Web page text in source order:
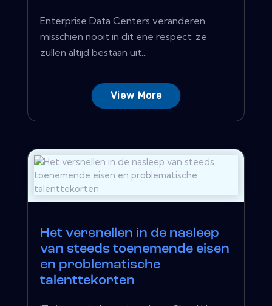
Enterprise Data Centers veranderen
misschien nooit in dit ene respect: ze
zullen altijd bestaan ​​uit...
View More
Het versnellen in de nasleep
van steeds toenemende eisen
en problematische
talenttekorten